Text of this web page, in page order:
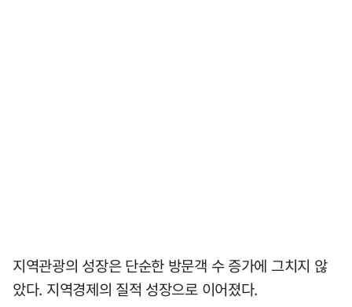
지역관광의 성장은 단순한 방문객 수 증가에 그치지 않
았다. 지역경제의 질적 성장으로 이어졌다.